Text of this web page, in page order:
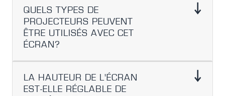
QUELS TYPES DE
PROJECTEURS PEUVENT
ÊTRE UTILISÉS AVEC CET
ÉCRAN?
LA HAUTEUR DE L'ÉCRAN
EST-ELLE RÉGLABLE DE